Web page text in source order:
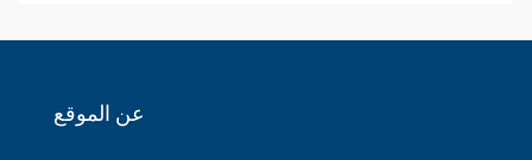
عن الموقع